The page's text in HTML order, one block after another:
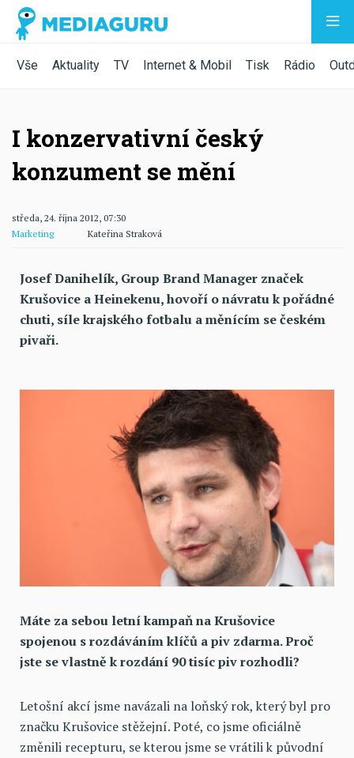
Vše Aktuality TV Internet & Mobil Tisk Rádio
I konzervativní český
konzument se mění
středa, 24. října 2012, 07:30
Marketing
Kateřina Straková
Josef Danihelík, Group Brand Manager značek
Krušovice a Heinekenu, hovoří o návratu k pořádné
chuti, síle krajského fotbalu a měnícím se českém
pivaři.
Máte za sebou letní kampaň na Krušovice
spojenou s rozdáváním klíčů a piv zdarma. Proč
jste se vlastně k rozdání 90 tisíc piv rozhodli?
Letošní akcí jsme navázali na loňský rok, který byl pro
značku Krušovice stěžejní. Poté, co jsme oficiálně
změnili recepturu, se kterou jsme se vrátili k původní